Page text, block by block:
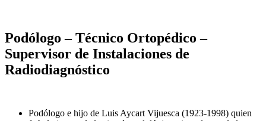
Podólogo – Técnico Ortopédico –
Supervisor de Instalaciones de
Radiodiagnóstico
Podólogo e hijo de Luis Aycart Vijuesca (1923-1998) quien